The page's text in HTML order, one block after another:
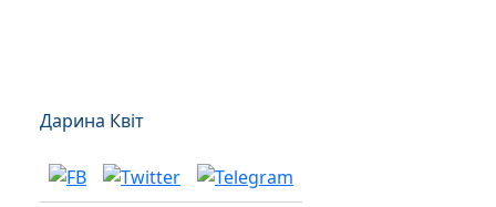
Дарина Квіт